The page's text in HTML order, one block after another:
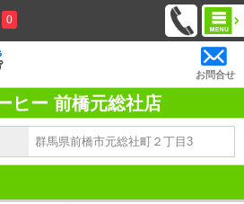
0
お問合せ
ヒー 前橋元総社店
群馬県前橋市元総社町２丁目3